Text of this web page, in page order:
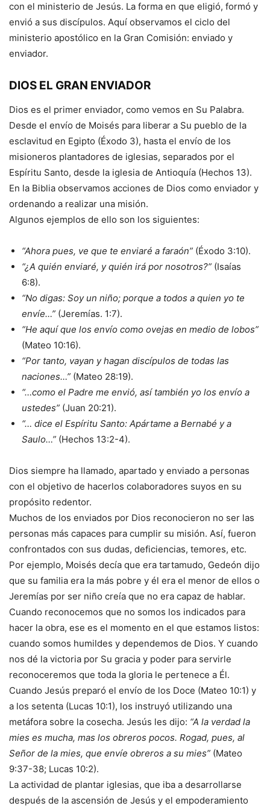
con el ministerio de Jesús. La forma en que eligió, formó y
envió a sus discípulos. Aquí observamos el ciclo del
ministerio apostólico en la Gran Comisión: enviado y
enviador.
DIOS EL GRAN ENVIADOR
Dios es el primer enviador, como vemos en Su Palabra.
Desde el envío de Moisés para liberar a Su pueblo de la
esclavitud en Egipto (Éxodo 3), hasta el envío de los
misioneros plantadores de iglesias, separados por el
Espíritu Santo, desde la iglesia de Antioquía (Hechos 13).
En la Biblia observamos acciones de Dios como enviador y
ordenando a realizar una misión.
Algunos ejemplos de ello son los siguientes:
“Ahora pues, ve que te enviaré a faraón” (Éxodo 3:10).
“¿A quién enviaré, y quién irá por nosotros?” (Isaías
6:8).
“No digas: Soy un niño; porque a todos a quien yo te
envíe…” (Jeremías. 1:7).
“He aquí que los envío como ovejas en medio de lobos”
(Mateo 10:16).
“Por tanto, vayan y hagan discípulos de todas las
naciones…” (Mateo 28:19).
“…como el Padre me envió, así también yo los envío a
ustedes” (Juan 20:21).
“… dice el Espíritu Santo: Apártame a Bernabé y a
Saulo…” (Hechos 13:2-4).
Dios siempre ha llamado, apartado y enviado a personas
con el objetivo de hacerlos colaboradores suyos en su
propósito redentor.
Muchos de los enviados por Dios reconocieron no ser las
personas más capaces para cumplir su misión. Así, fueron
confrontados con sus dudas, deficiencias, temores, etc.
Por ejemplo, Moisés decía que era tartamudo, Gedeón dijo
que su familia era la más pobre y él era el menor de ellos o
Jeremías por ser niño creía que no era capaz de hablar.
Cuando reconocemos que no somos los indicados para
hacer la obra, ese es el momento en el que estamos listos:
cuando somos humildes y dependemos de Dios. Y cuando
nos dé la victoria por Su gracia y poder para servirle
reconoceremos que toda la gloria le pertenece a Él.
Cuando Jesús preparó el envío de los Doce (Mateo 10:1) y
a los setenta (Lucas 10:1), los instruyó utilizando una
metáfora sobre la cosecha. Jesús les dijo: “A la verdad la
mies es mucha, mas los obreros pocos. Rogad, pues, al
Señor de la mies, que envíe obreros a su mies” (Mateo
9:37-38; Lucas 10:2).
La actividad de plantar iglesias, que iba a desarrollarse
después de la ascensión de Jesús y el empoderamiento